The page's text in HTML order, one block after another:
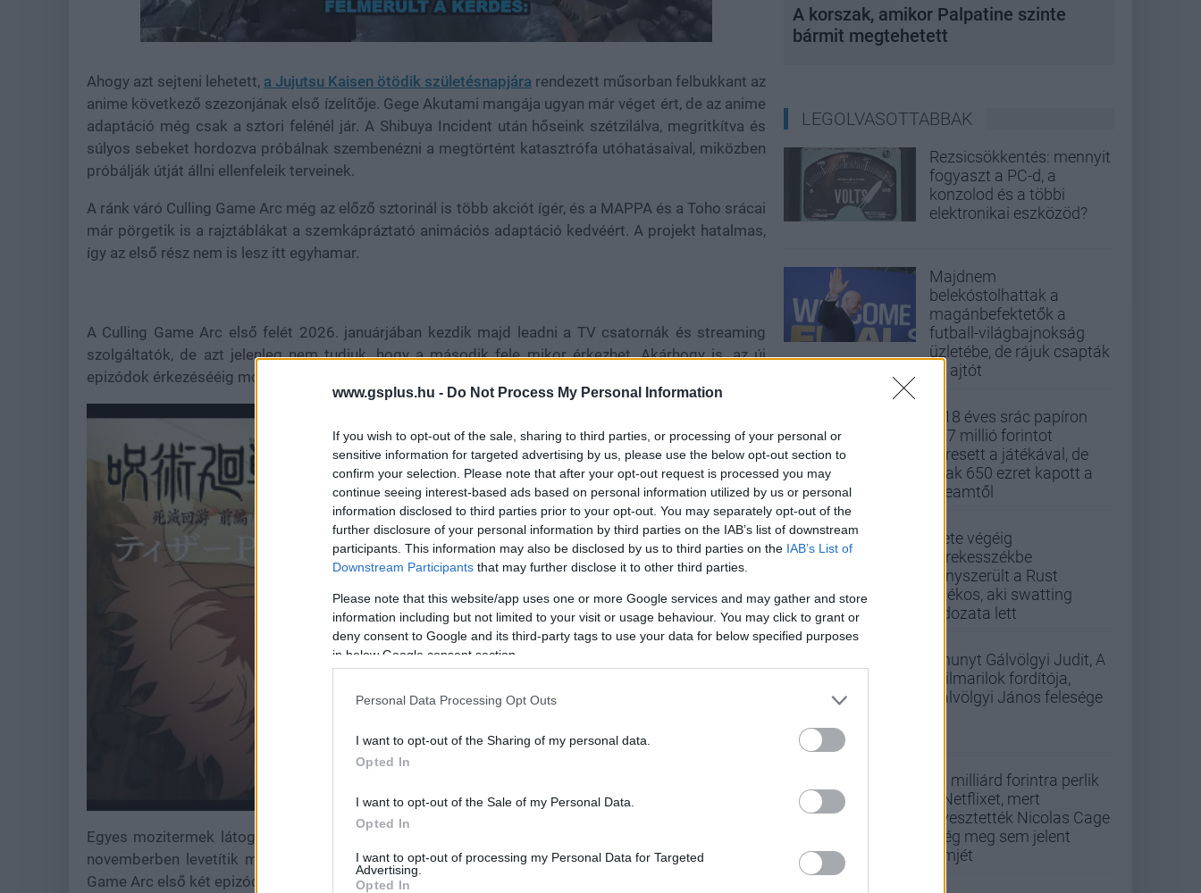
www.gsplus.hu - Do Not Process My Personal Information
If you wish to opt-out of the sale, sharing to third parties, or processing of your personal or
sensitive information for targeted advertising by us, please use the below opt-out section to
confirm your selection. Please note that after your opt-out request is processed you may
continue seeing interest-based ads based on personal information utilized by us or personal
information disclosed to third parties prior to your opt-out. You may separately opt-out of the
further disclosure of your personal information by third parties on the IAB’s list of downstream
participants. This information may also be disclosed by us to third parties on the IAB’s List of
Downstream Participants that may further disclose it to other third parties.
Please note that this website/app uses one or more Google services and may gather and store
information including but not limited to your visit or usage behaviour. You may click to grant or
deny consent to Google and its third-party tags to use your data for below specified purposes
in below Google consent section.
Personal Data Processing Opt Outs
I want to opt-out of the Sharing of my personal data.
Opted In
I want to opt-out of the Sale of my Personal Data.
Opted In
I want to opt-out of processing my Personal Data for Targeted
Advertising.
Opted In
Unmute
37.62%
Ahogy azt sejteni lehetett, a Jujutsu Kaisen ötödik születésnapjára rendezett műsorban felbukkant az
anime következő szezonjának első ízelítője. Gege Akutami mangája ugyan már véget ért, de az anime
adaptáció még csak a sztori felénél jár. A Shibuya Incident után hőseink szétzilálva, megritkítva és
súlyos sebeket hordozva próbálnak szembenézni a megtörtént katasztrófa utóhatásaival, miközben
próbálják útját állni ellenfeleik terveinek.
A ránk váró Culling Game Arc még az előző sztorinál is több akciót ígér, és a MAPPA és a Toho srácai
már pörgetik is a rajztáblákat a szemkápráztató animációs adaptáció kedvéért. A projekt hatalmas,
így az első rész nem is lesz itt egyhamar.
A Culling Game Arc első felét 2026. januárjában kezdik majd leadni a TV csatornák és streaming
szolgáltatók, de azt jelenleg nem tudjuk, hogy a második fele mikor érkezhet. Akárhogy is, az új
epizódok érkezésééig most szabadon gyönyörködhetünk a másfél perces ízelítőben.
Egyes mozitermek látogatói már korábban is belekóstolhatnak az adaptációba, ugyanis még idén
novemberben levetítik majd a Shibuya Incident sztori filmes összefoglalóját, amit aztán a Culling
Game Arc első két epizódja követ. Ezt csak és kizárólag a vetítő termekben fogják leadni a januári TV
A korszak, amikor Palpatine szinte
bármit megtehetett
LEGOLVASOTTABBAK
Rezsicsökkentés: mennyit
fogyaszt a PC-d, a
konzolod és a többi
elektronikai eszközöd?
Majdnem
belekóstolhattak a
magánbefektetők a
futball-világbajnokság
üzletébe, de rájuk csapták
az ajtót
A 18 éves srác papíron
437 millió forintot
keresett a játékával, de
csak 650 ezret kapott a
Steamtől
Élete végéig
kerekesszékbe
kényszerült a Rust
játékos, aki swatting
áldozata lett
Elhunyt Gálvölgyi Judit, A
szilmarilok fordítója,
Gálvölgyi János felesége
33 milliárd forintra perlik
a Netflixet, mert
elvesztették Nicolas Cage
még meg sem jelent
filmjét